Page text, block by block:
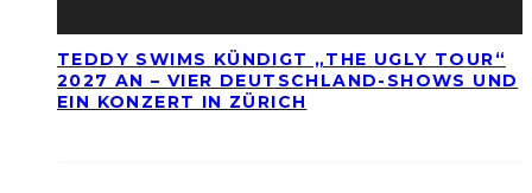
TEDDY SWIMS KÜNDIGT „THE UGLY TOUR“
2027 AN – VIER DEUTSCHLAND-SHOWS UND
EIN KONZERT IN ZÜRICH